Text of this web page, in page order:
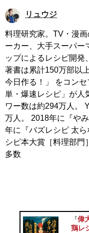
リュウジ
料理研究家。TV・漫
ーカー、大手スーパー
ップによるレシピ開発
著書は累計150万部以
今日作る！」 をコン
単・爆速レシピ」が人
ワー数は約294万人。
万人。 2018年に『や
年に『バズレシピ 太
シピ本大賞［料理部門
多数
『偉
鶏レ